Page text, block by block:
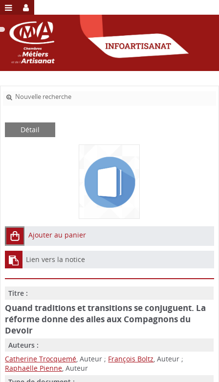
Nouvelle recherche
Détail
Ajouter au panier
Lien vers la notice
Titre :
Quand traditions et transitions se conjuguent. La
réforme donne des ailes aux Compagnons du
Devoir
Auteurs :
Catherine Trocquemé, Auteur ; François Boltz, Auteur ;
Raphaëlle Pienne, Auteur